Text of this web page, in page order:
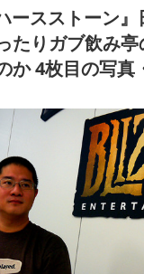
ースストーン』
たりガブ飲み亭
か 4枚目の写真